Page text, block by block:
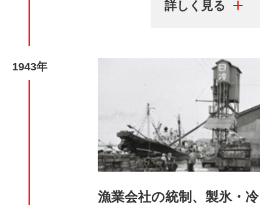
1943年
漁業会社の統制、製氷・冷